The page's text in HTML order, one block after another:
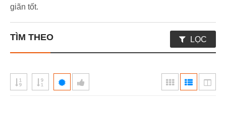
giãn tốt.
TÌM THEO LỌC